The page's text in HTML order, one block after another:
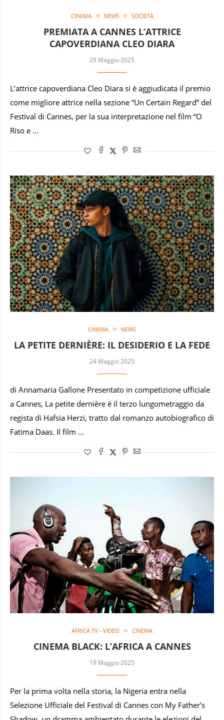
CINEMA NEWS SOCIETÀ
PREMIATA A CANNES L’ATTRICE
CAPOVERDIANA CLEO DIARA
29 Maggio 2025
L’attrice capoverdiana Cleo Diara si è aggiudicata il premio
come migliore attrice nella sezione “Un Certain Regard” del
Festival di Cannes, per la sua interpretazione nel film “O
Riso e …
CINEMA NEWS
LA PETITE DERNIÈRE: IL DESIDERIO E LA FEDE
24 Maggio 2025
di Annamaria Gallone Presentato in competizione ufficiale
a Cannes, La petite dernière è il terzo lungometraggio da
regista di Hafsia Herzi, tratto dal romanzo autobiografico di
Fatima Daas. Il film …
AFRICA TV - VIDEO CINEMA
CINEMA BLACK: L’AFRICA A CANNES
19 Maggio 2025
Per la prima volta nella storia, la Nigeria entra nella
Selezione Ufficiale del Festival di Cannes con My Father’s